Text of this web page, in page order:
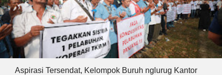
Aspirasi Tersendat, Kelompok Buruh nglurug Kantor